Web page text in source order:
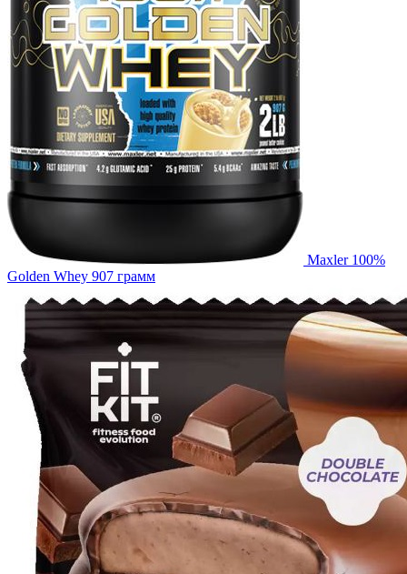
Maxler 100%
Golden Whey 907 грамм